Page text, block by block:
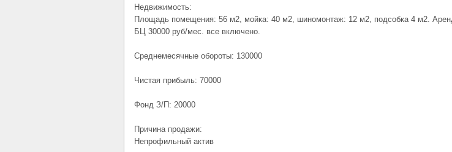
Недвижимость:
Площадь помещения: 56 м2, мойка: 40 м2, шиномонтаж: 12 м2, подсобка 4 м2.
БЦ 30000 руб/мес. все включено.
Среднемесячные обороты: 130000
Чистая прибыль: 70000
Фонд З/П: 20000
Причина продажи:
Непрофильный актив